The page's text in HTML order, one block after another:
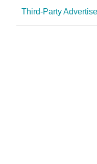
Third-Party